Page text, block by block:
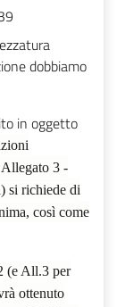
dobbiamo
in oggetto
3 -
si richiede di
così come
(e All.3 per
ottenuto